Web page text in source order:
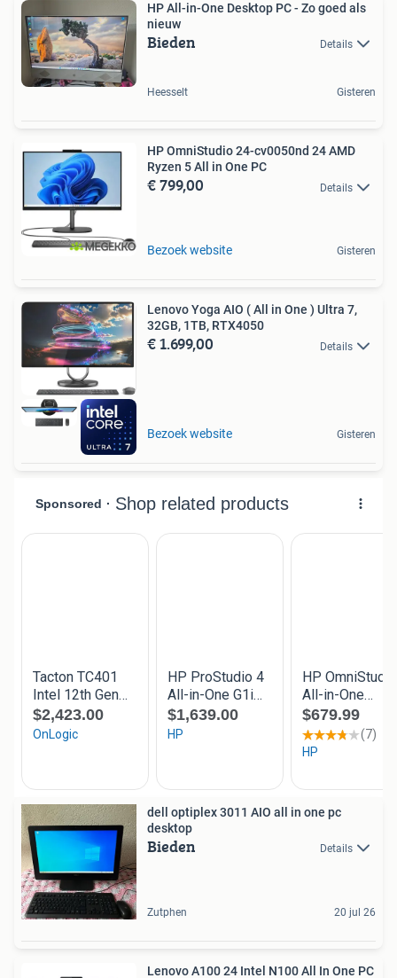
HP All-in-One Desktop PC - Zo goed als
nieuw
Bieden Details
Heesselt Gisteren
HP OmniStudio 24-cv0050nd 24 AMD
Ryzen 5 All in One PC
€ 799,00 Details
Bezoek website Gisteren
Lenovo Yoga AIO ( All in One ) Ultra 7,
32GB, 1TB, RTX4050
€ 1.699,00 Details
Bezoek website Gisteren
dell optiplex 3011 AIO all in one pc
desktop
Bieden Details
Zutphen 20 jul 26
Lenovo A100 24 Intel N100 All In One PC